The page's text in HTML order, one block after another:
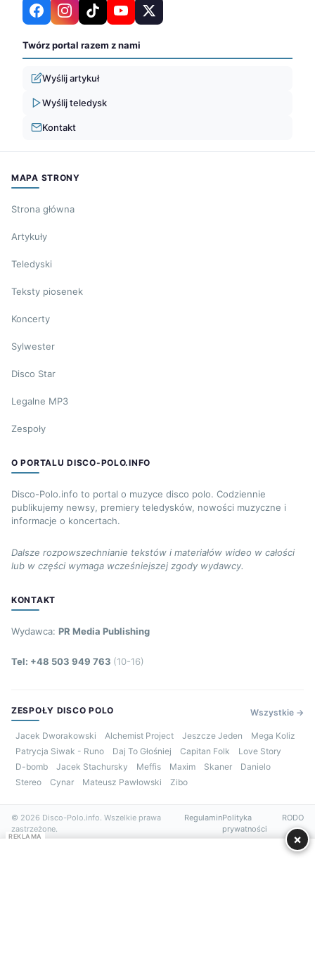
Twórz portal razem z nami
Wyślij artykuł
Wyślij teledysk
Kontakt
MAPA STRONY
Strona główna
Artykuły
Teledyski
Teksty piosenek
Koncerty
Sylwester
Disco Star
Legalne MP3
Zespoły
O PORTALU DISCO-POLO.INFO
Disco-Polo.info to portal o muzyce disco polo. Codziennie
publikujemy newsy, premiery teledysków, nowości muzyczne i
informacje o koncertach.
Dalsze rozpowszechnianie tekstów i materiałów wideo w całości
lub w części wymaga wcześniejszej zgody wydawcy.
KONTAKT
Wydawca: PR Media Publishing
Tel: +48 503 949 763 (10-16)
ZESPOŁY DISCO POLO Wszystkie →
Jacek Dworakowski Alchemist Project Jeszcze Jeden
Mega Koliz
Patrycja Siwak - Runo
Daj To Głośniej Capitan Folk
Love Story
D-bomb
Jacek Stachursky Meffis Maxim Skaner
Danielo
Stereo
Cynar Mateusz Pawłowski Zibo
© 2026 Disco-Polo.info. Wszelkie prawa
zastrzeżone.
RegulaminPolityka
prywatności
RODO
REKLAMA ×